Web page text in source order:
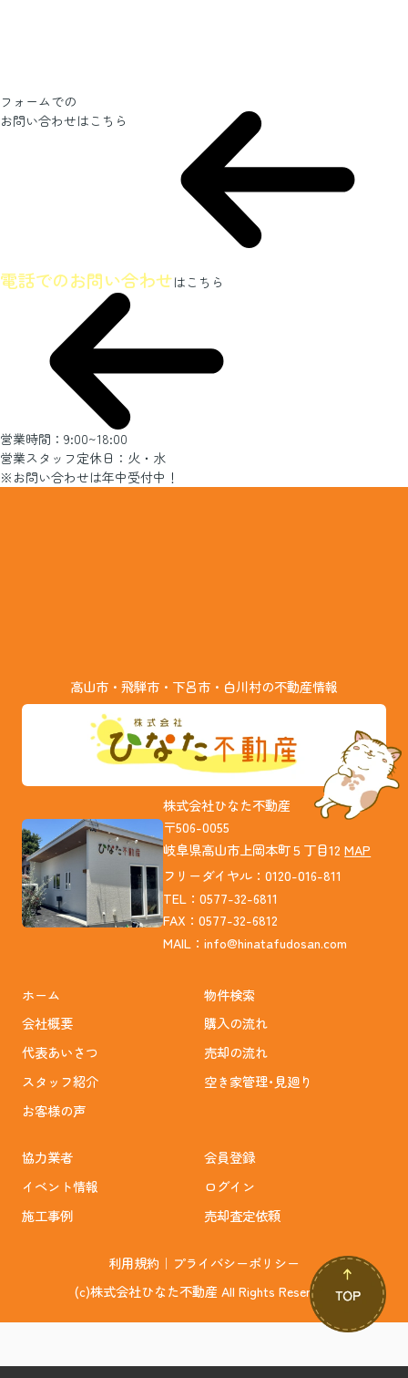
フォームでの
お問い合わせはこちら
電話でのお問い合わせはこちら
営業時間：9:00~18:00
営業スタッフ定休日：火・水
※お問い合わせは年中受付中！
高山市・飛騨市・下呂市・白川村の不動産情報
株式会社ひなた不動産
〒506-0055
岐阜県高山市上岡本町５丁目12MAP
フリーダイヤル：0120-016-811
TEL：0577-32-6811
FAX：0577-32-6812
MAIL：info@hinatafudosan.com
ホーム
会社概要
代表あいさつ
スタッフ紹介
お客様の声
物件検索
購入の流れ
売却の流れ
空き家管理･見廻り
協力業者
イベント情報
施工事例
会員登録
ログイン
売却査定依頼
利用規約 ｜ プライバシーポリシー
(c)株式会社ひなた不動産 All Rights Reserved.